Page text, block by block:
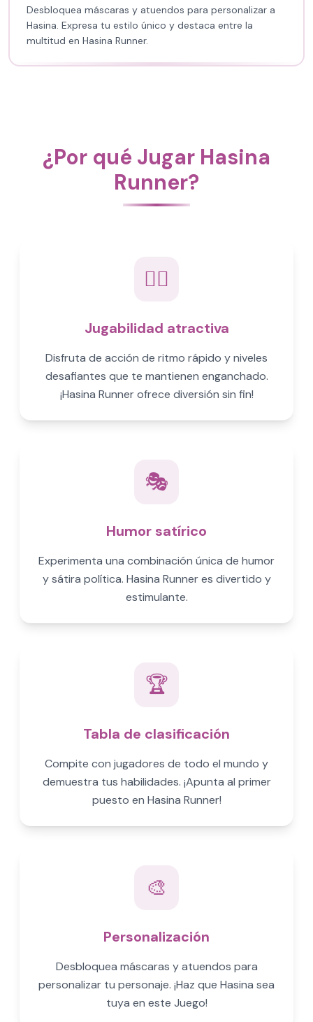
Desbloquea máscaras y atuendos para personalizar a
Hasina. Expresa tu estilo único y destaca entre la
multitud en Hasina Runner.
¿Por qué Jugar Hasina
Runner?
🏃‍♀️
Jugabilidad atractiva
Disfruta de acción de ritmo rápido y niveles
desafiantes que te mantienen enganchado.
¡Hasina Runner ofrece diversión sin fin!
🎭
Humor satírico
Experimenta una combinación única de humor
y sátira política. Hasina Runner es divertido y
estimulante.
🏆
Tabla de clasificación
Compite con jugadores de todo el mundo y
demuestra tus habilidades. ¡Apunta al primer
puesto en Hasina Runner!
🎨
Personalización
Desbloquea máscaras y atuendos para
personalizar tu personaje. ¡Haz que Hasina sea
tuya en este Juego!